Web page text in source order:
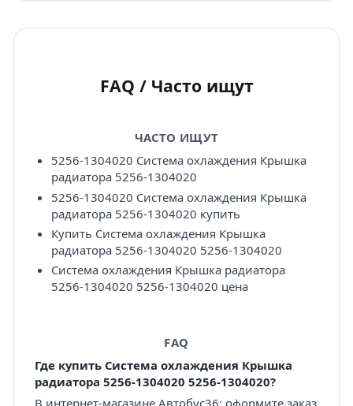
FAQ / Часто ищут
ЧАСТО ИЩУТ
5256-1304020 Система охлаждения Крышка
радиатора 5256-1304020
5256-1304020 Система охлаждения Крышка
радиатора 5256-1304020 купить
Купить Система охлаждения Крышка
радиатора 5256-1304020 5256-1304020
Система охлаждения Крышка радиатора
5256-1304020 5256-1304020 цена
FAQ
Где купить Система охлаждения Крышка
радиатора 5256-1304020 5256-1304020?